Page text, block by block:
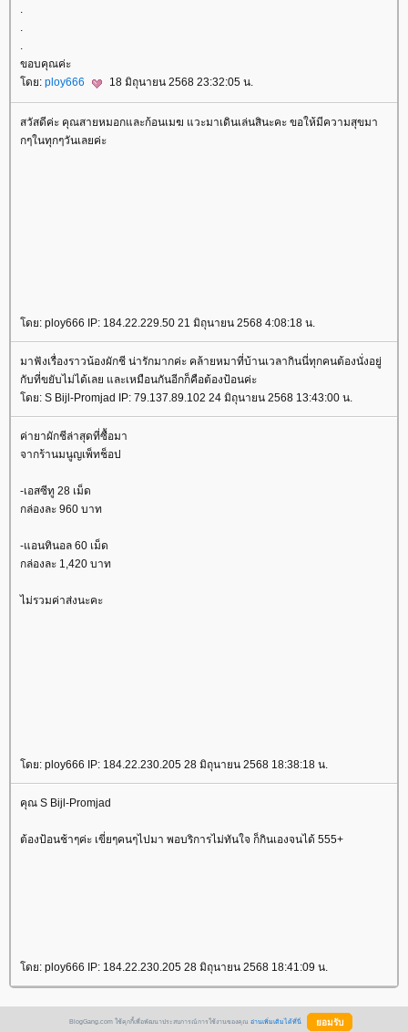
.
.
.
ขอบคุณค่ะ
ดย: ploy666 18 มิถุนายน 2568 23:32:05 น.
สวัสดีค่ะ คุณสายหมอกและก้อนเมฆ แวะมาเดินเล่นสินะคะ ขอให้มีความสุขมา
กๆในทุกๆวันเลยค่ะ
ดย: ploy666 IP: 184.22.229.50 21 มิถุนายน 2568 4:08:18 น.
มาฟังเรื่องราวน้องผักชี น่ารักมากค่ะ คล้ายหมาที่บ้านเวลากินนี่ทุกคนต้องนั่งอยู่
กับที่ขยับไม่ได้เลย และเหมือนกันอีกก็คือต้องป้อนค่ะ
ดย: S Bijl-Promjad IP: 79.137.89.102 24 มิถุนายน 2568 13:43:00 น.
ค่ายาผักชีล่าสุดที่ซื้อมา
จากร้านมนูญเพ็ทช็อป
-เอสซีทู 28 เม็ด
กล่องละ 960 บาท
-แอนทินอล 60 เม็ด
กล่องละ 1,420 บาท
ไม่รวมค่าส่งนะคะ
ดย: ploy666 IP: 184.22.230.205 28 มิถุนายน 2568 18:38:18 น.
คุณ S Bijl-Promjad
ต้องป้อนช้าๆค่ะ เขี่ยๆคนๆไปมา พอบริการไม่ทันใจ ก็กินเองจนได้ 555+
ดย: ploy666 IP: 184.22.230.205 28 มิถุนายน 2568 18:41:09 น.
BlogGang.com ใช้คุกกี้เพื่อพัฒนาประสบการณ์การใช้งานของคุณ อ่านเพิ่มเติมได้ที่นี่